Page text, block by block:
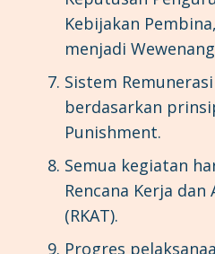
Kebijakan
menjadi
Sistem
berdasarkan
Punishment.
Semua kegiatan
Rencana Kerja
(RKAT).
Progres